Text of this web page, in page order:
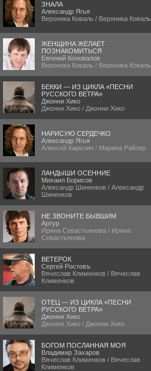
ЗНАЛА
Александр Ягья
Вероника Коваль / Вероника Коваль
ЖЕНЩИНА ЖЕЛАЕТ
ПОЗНАКОМИТЬСЯ
Евгений Коновалов
Вероника Коваль / Вероника Коваль
БЕККИ — ИЗ ЦИКЛА «ПЕСНИ
РУССКОГО ВЕТРА»
Джонни Хико
Джонни Хико / Джонни Хико
НАРИСУЮ СЕРДЕЧКО
Александр Ягья
Алексей Карелин / Марина Райзер
ЛАНДЫШИ ОСЕННИЕ
Михаил Борисов
Александр Шиненков / Александр
Шиненков
НЕ ЗВОНИТЕ БЫВШИМ
Артур
Ирина Севастьянова / Ирина
Севастьянова
ВЕТЕРОК
Сергей Ростовъ
Вячеслав Клименков / Вячеслав
Клименков
ОТЕЦ — ИЗ ЦИКЛА «ПЕСНИ
РУССКОГО ВЕТРА»
Джонни Хико
Джонни Хико / Джонни Хико
БОГОМ ПОСЛАННАЯ МОЯ
Владимир Захаров
Вячеслав Клименков / Вячеслав
Клименков